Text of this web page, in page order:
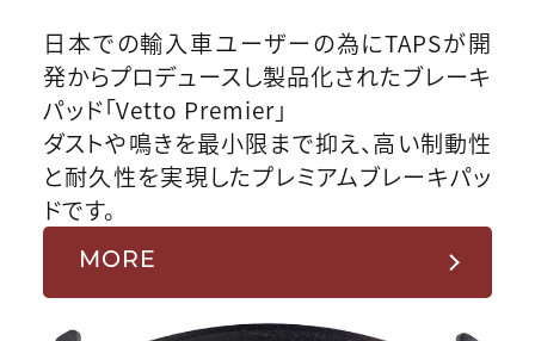
日本での輸入車ユーザーの為にTAPSが開
発からプロデュースし製品化されたブレーキ
パッド「Vetto Premier」
ダストや鳴きを最小限まで抑え、高い制動性
と耐久性を実現したプレミアムブレーキパッ
ドです。
MORE